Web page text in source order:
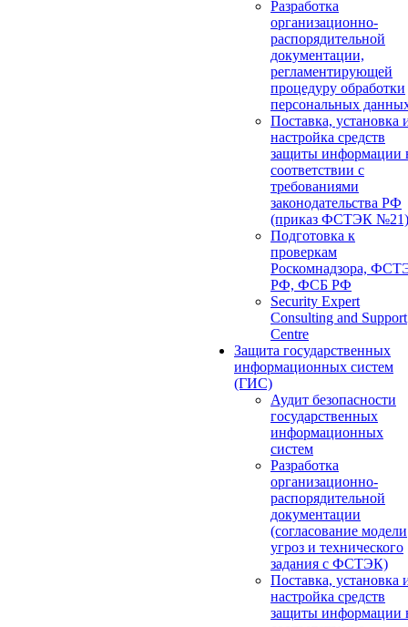
Разработка
организационно-
распорядительной
документации,
регламентирующей
процедуру обработки
персональных
Поставка, установка
настройка средств
защиты информации
соответствии с
требованиями
законодательства РФ
(приказ ФСТЭК №21)
Подготовка к
проверкам
Роскомнадзора,
РФ, ФСБ РФ
Security Expert
Consulting and Support
Centre
Защита государственных
информационных систем
(ГИС)
Аудит безопасности
государственных
информационных
систем
Разработка
организационно-
распорядительной
документации
(согласование модели
угроз и технического
задания с ФСТЭК)
Поставка, установка
настройка средств
защиты информации